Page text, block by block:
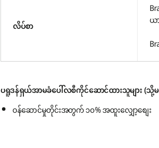
လိပ်စာ
ယ
ပရူဒန်ရှယ်အာမခံပေါ်လစီကိုင်ဆောင်ထားသူများ (သို့မ
ဝန်ဆောင်မှုတိုင်းအတွက် ၁၀% အထူးလျှော့စျေး